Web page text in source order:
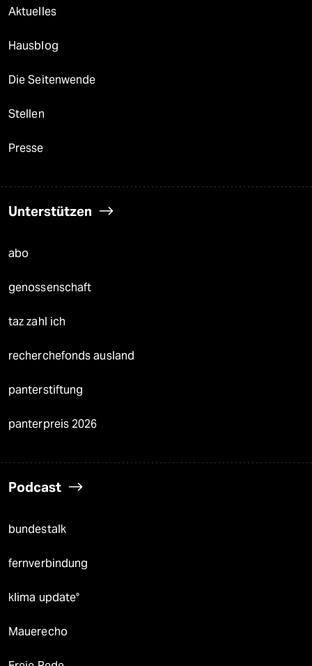
Aktuelles
Hausblog
Die Seitenwende
Stellen
Presse
Unterstützen
abo
genossenschaft
taz zahl ich
recherchefonds ausland
panterstiftung
panterpreis 2026
Podcast
bundestalk
fernverbindung
klima update°
Mauerecho